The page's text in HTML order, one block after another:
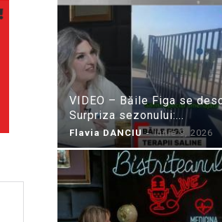
VIDEO – Băile Figa se
Surpriza sezonului:...
Flavia DANCIU - iunie 9, 2026